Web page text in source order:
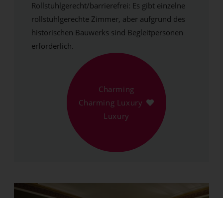
Rollstuhlgerecht/barrierefrei: Es gibt einzelne
rollstuhlgerechte Zimmer, aber aufgrund des
historischen Bauwerks sind Begleitpersonen
erforderlich.
Charming
Charming Luxury
Luxury